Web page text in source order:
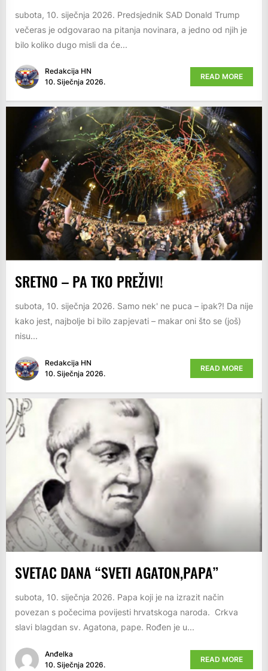
subota, 10. siječnja 2026. Predsjednik SAD Donald Trump
večeras je odgovarao na pitanja novinara, a jedno od njih je
bilo koliko dugo misli da će...
Redakcija HN
10. Siječnja 2026.
READ MORE
SRETNO – PA TKO PREŽIVI!
subota, 10. siječnja 2026. Samo nek' ne puca – ipak?! Da nije
kako jest, najbolje bi bilo zapjevati – makar oni što se (još)
nisu...
Redakcija HN
10. Siječnja 2026.
READ MORE
SVETAC DANA “SVETI AGATON,PAPA”
subota, 10. siječnja 2026. Papa koji je na izrazit način
povezan s počecima povijesti hrvatskoga naroda. Crkva
slavi blagdan sv. Agatona, pape. Rođen je u...
Anđelka
10. Siječnja 2026.
READ MORE